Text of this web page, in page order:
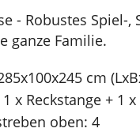
- Robustes Spiel-
ganze Familie.
cm
x Reckstange + 1
oben: 4